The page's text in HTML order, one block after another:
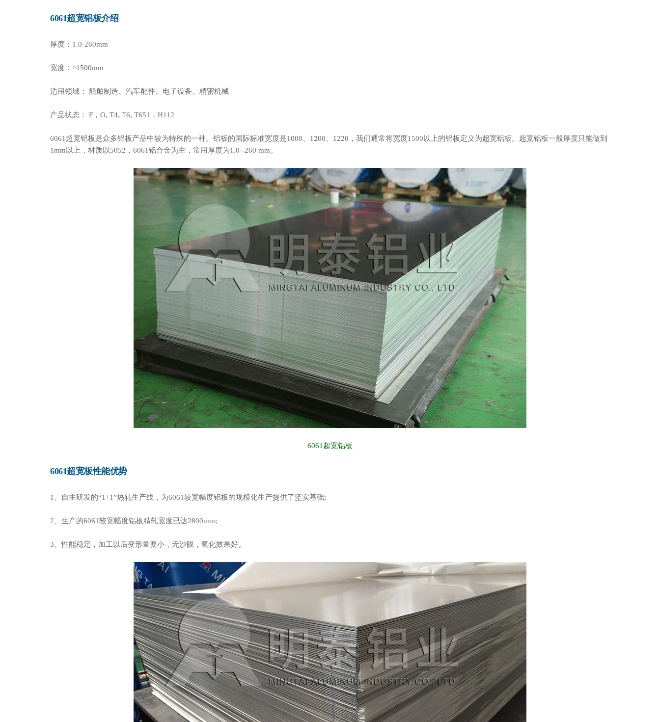
6061超宽铝板介绍
厚度：1.0-260mm
宽度：>1500mm
适用领域： 船舶制造、汽车配件、电子设备、精密机械
产品状态： F，O, T4, T6, T651，H112
6061超宽铝板是众多铝板产品中较为特殊的一种。铝板的国际标准宽度是1000、1200、1220，我们通常将宽度1500以上的铝板定义为超宽铝板。超宽铝板一般厚度只能做到
1mm以上，材质以5052，6061铝合金为主，常用厚度为1.0--260 mm。
6061超宽铝板
6061超宽板性能优势
1、自主研发的“1+1”热轧生产线，为6061较宽幅度铝板的规模化生产提供了坚实基础;
2、生产的6061较宽幅度铝板精轧宽度已达2800mm;
3、性能稳定，加工以后变形量要小，无沙眼，氧化效果好。